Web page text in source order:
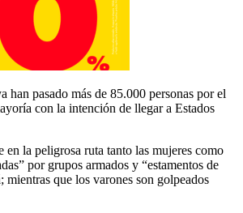
han pasado más de 85.000 personas por el
con la intención de llegar a Estados
en la peligrosa ruta tanto las mujeres como
por grupos armados y “estamentos de
mientras que los varones son golpeados